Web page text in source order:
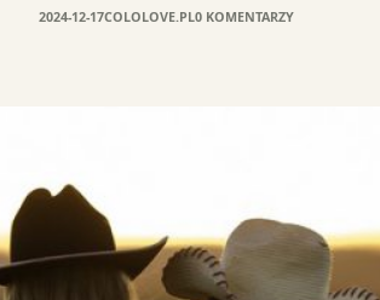
2024-12-17COLOLOVE.PL0 KOMENTARZY